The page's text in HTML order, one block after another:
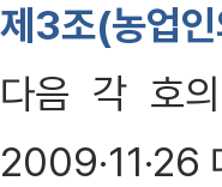
제3조(농업
다음 각 호